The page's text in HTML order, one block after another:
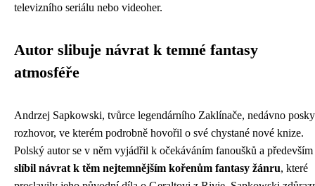
televizního seriálu nebo videoher.
Autor slibuje návrat k temné fantasy
atmosféře
Andrzej Sapkowski, tvůrce legendárního Zaklínače, nedávno
rozhovor, ve kterém podrobně hovořil o své chystané nové knize.
Polský autor se v něm vyjádřil k očekáváním fanoušků a především
slíbil návrat k těm nejtemnějším kořenům fantasy žánru, které